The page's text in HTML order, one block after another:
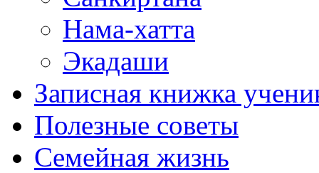
Нама-хатта
Экадаши
Записная книжка
Полезные советы
Семейная жизнь